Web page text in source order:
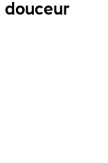
douceur